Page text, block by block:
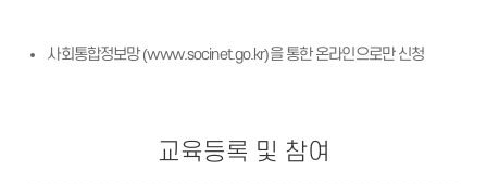
사회통합정보망(www.socinet.go.kr)을 통한 온라인으로만 신청
교육등록 및 참여